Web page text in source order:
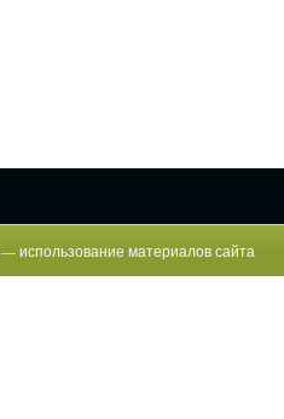
— использование материалов сайта